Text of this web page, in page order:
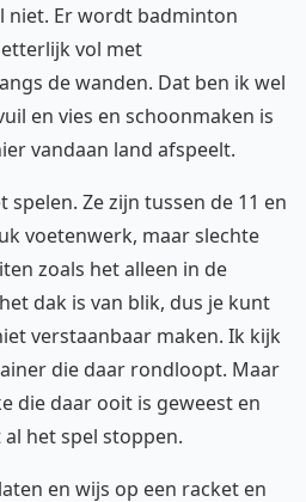
niet. Er wordt badminton
vol met
de wanden. Dat ben ik wel
en vies en schoonmaken is
vandaan land afspeelt.
Ze zijn tussen de 11 en
voetenwerk, maar slechte
zoals het alleen in de
dak is van blik, dus je kunt
verstaanbaar maken. Ik kijk
die daar rondloopt. Maar
die daar ooit is geweest en
het spel stoppen.
en wijs op een racket en